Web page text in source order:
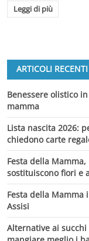
Leggi di più
ARTICOLI RECENTI
Benessere olistico
mamma
Lista nascita 2026:
chiedono carte
Festa della
sostituiscono fiori e
Festa della
Assisi
Alternative ai